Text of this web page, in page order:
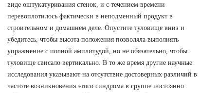
виде оштукатуривания стенок, и с течением времени
перевоплотилось фактически в неподменный продукт в
строительном и домашнем деле. Опустите туловище вниз и
убедитесь, чтобы высота положения позволяла выполнять
упражнение с полной амплитудой, но не обязательно, чтобы
туловище свисало вертикально. В то же время другие научные
исследования указывают на отсутствие достоверных различий в
частоте возникновения этого синдрома в группе постоянно